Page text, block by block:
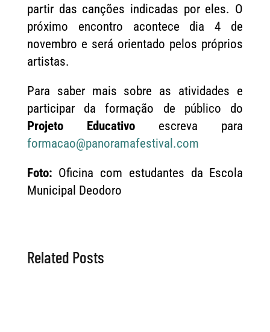
partir das canções indicadas por eles. O
próximo encontro acontece dia 4 de
novembro e será orientado pelos próprios
artistas.
Para saber mais sobre as atividades e
participar da formação de público do
Projeto Educativoescreva para
formacao@panoramafestival.com
Foto: Oficina com estudantes da Escola
Municipal Deodoro
Related Posts